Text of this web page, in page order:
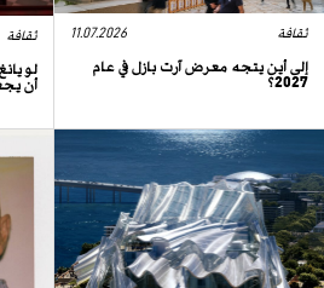
ثقافة 11.07.2026
إلى أين يتجه معرض آرت بازل في عام
2027؟
ثقافة
لو
أن